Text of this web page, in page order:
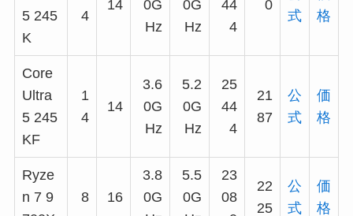
5 245
K
4
14
0G
Hz
0G
Hz
44
4
0
式
格
Core
Ultra
5 245
KF
1
4
14
3.6
0G
Hz
5.2
0G
Hz
25
44
4
21
87
公
式
価
格
Ryze
n 7 9
8 16
3.8
0G
5.5
0G
23
08
22
25
公
式
価
格